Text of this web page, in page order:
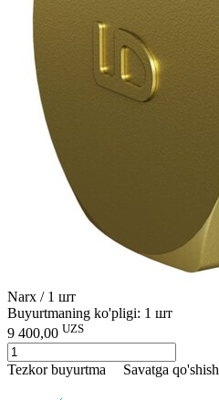
Narx / 1 шт
Buyurtmaning ko'pligi: 1 шт
9 400,00 UZS
Tezkor buyurtma Savatga qo'shish